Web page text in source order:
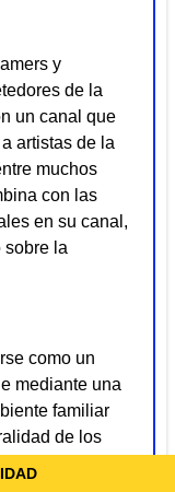
y
de la
un canal que
artistas de la
muchos
con las
en su canal,
sobre la
como un
mediante una
familiar
de los
al artista